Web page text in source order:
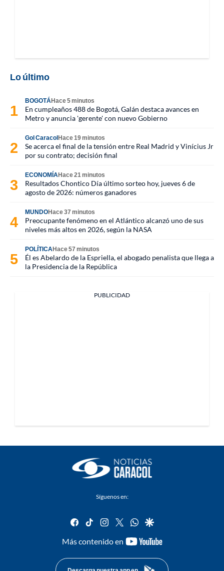
Lo último
BOGOTÁHace 5 minutos
En cumpleaños 488 de Bogotá, Galán destaca avances en
Metro y anuncia 'gerente' con nuevo Gobierno
Gol CaracolHace 19 minutos
Se acerca el final de la tensión entre Real Madrid y Vinícius Jr
por su contrato; decisión final
ECONOMÍAHace 21 minutos
Resultados Chontico Día último sorteo hoy, jueves 6 de
agosto de 2026: números ganadores
MUNDOHace 37 minutos
Preocupante fenómeno en el Atlántico alcanzó uno de sus
niveles más altos en 2026, según la NASA
POLÍTICAHace 57 minutos
Él es Abelardo de la Espriella, el abogado penalista que llega a
la Presidencia de la República
PUBLICIDAD
Síguenos en:
facebook
tiktok instagram
twitterwhatsapp
google
Más contenido en
youtube-